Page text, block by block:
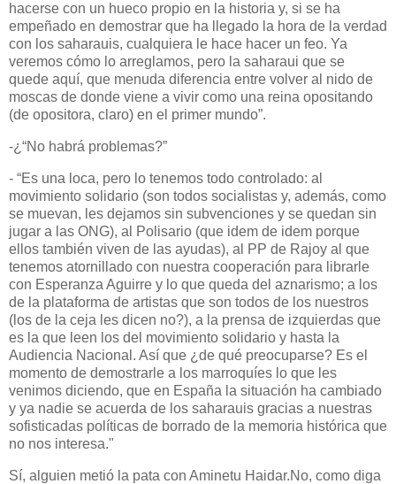
hacerse con un hueco propio en la historia y, si se ha
empeñado en demostrar que ha llegado la hora de la verdad
con los saharauis, cualquiera le hace hacer un feo. Ya
veremos cómo lo arreglamos, pero la saharaui que se
quede aquí, que menuda diferencia entre volver al nido de
moscas de donde viene a vivir como una reina opositando
(de opositora, claro) en el primer mundo”.
-¿“No habrá problemas?”
- “Es una loca, pero lo tenemos todo controlado: al
movimiento solidario (son todos socialistas y, además, como
se muevan, les dejamos sin subvenciones y se quedan sin
jugar a las ONG), al Polisario (que idem de idem porque
ellos también viven de las ayudas), al PP de Rajoy al que
tenemos atornillado con nuestra cooperación para librarle
con Esperanza Aguirre y lo que queda del aznarismo; a los
de la plataforma de artistas que son todos de los nuestros
(los de la ceja les dicen no?), a la prensa de izquierdas que
es la que leen los del movimiento solidario y hasta la
Audiencia Nacional. Así que ¿de qué preocuparse? Es el
momento de demostrarle a los marroquíes lo que les
venimos diciendo, que en España la situación ha cambiado
y ya nadie se acuerda de los saharauis gracias a nuestras
sofisticadas políticas de borrado de la memoria histórica que
no nos interesa."
Sí, alguien metió la pata con Aminetu Haidar.No, como diga